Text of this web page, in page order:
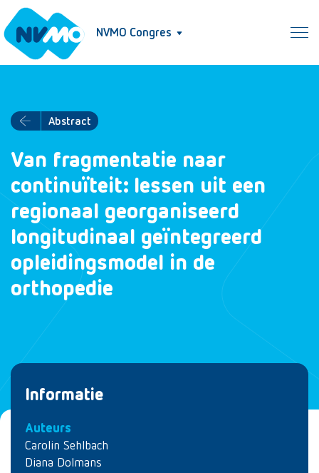
NVMO Congres
Abstract
Van fragmentatie naar
continuïteit: lessen uit een
regionaal georganiseerd
longitudinaal geïntegreerd
opleidingsmodel in de
orthopedie
Informatie
Auteurs
Carolin Sehlbach
Diana Dolmans